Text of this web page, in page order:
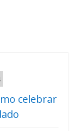
celebrar